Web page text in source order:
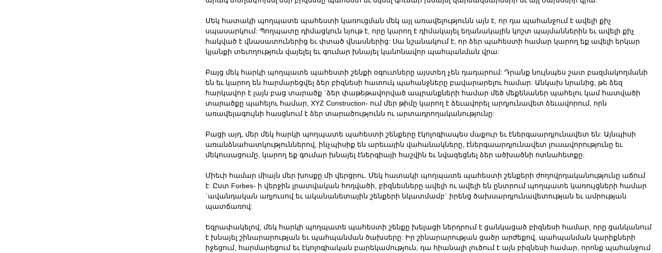
Մեկ հատակի պողպատե պահեստի կառուցման մեկ այլ առավելությունն այն է, որ դա պահանջում է ավելի քիչ
սպասարկում: Պողպատը դիմացկուն նյութ է, որը կարող է դիմակայել եղանակային կոշտ պայմաններին եւ ավելի քիչ
հակված է վնասատուներից եւ փտած վնասներից: Սա նշանակում է, որ ձեր պահեստի համար կարող եք ավելի երկար
կյանքի տեւողություն վայելել եւ գումար խնայել կանոնավոր պահպանման վրա:
Բայց մեկ հարկի պողպատե պահեստի շենքի օգուտները այստեղ չեն դադարում: Դրանք նույնպես շատ բազմակողմանի
են եւ կարող են հարմարեցվել ձեր բիզնեսի հատուկ պահանջները բավարարելու համար: Անկախ նրանից, թե ձեզ
հարկավոր է լայն բաց տարածք `ձեր փաթեթավորված ապրանքների համար մեծ մեքենաներ պահելու կամ հատվածի
տարածքը պահելու համար, XYZ Construction- ում մեր թիմը կարող է ձեւավորել արդյունավետ ձեւավորում, որն
առավելագույնի հասցնում է ձեր տարածությունն ու արտադրողականությունը:
Բացի այդ, մեր մեկ հարկի պողպատե պահեստի շենքերը էկոլոգիապես մաքուր եւ էներգաարդյունավետ են: Այնպիսի
առանձնահատկություններով, ինչպիսիք են արեւային վահանակները, էներգաարդյունավետ լուսավորությունը եւ
մեկուսացումը, կարող եք գումար խնայել էներգիայի հաշվին եւ նվազեցնել ձեր ածխածնի ոտնահետքը:
Միեւի համար միայն մեր խոսքը մի վերցրու. Մեկ հատակի պողպատե պահեստի շենքերի ժողովրդականությունը աճում
է: Ըստ Forbes- ի վերջին լրատվական հոդվածի, բիզնեսները ավելի ու ավելի են ընտրում պողպատե կառույցների համար
`ավանդական աղյուսով եւ ականանետային շենքերի նկատմամբ` իրենց ծախսարդյունավետության եւ ամրության
պատճառով:
Եզրափակելով, մեկ հարկի պողպատե պահեստի շենքը խելացի ներդրում է ցանկացած բիզնեսի համար, որը ցանկանում
է խնայել շինարարության եւ պահպանման ծախսերը: Իր շինարարության ցածր արժեքով, պահպանման կարիքների
իջեցում, հարմարեցում եւ էկոլոգիական բարեկամություն, դա հիանալի լուծում է այն բիզնեսի համար, որոնք պահանջում